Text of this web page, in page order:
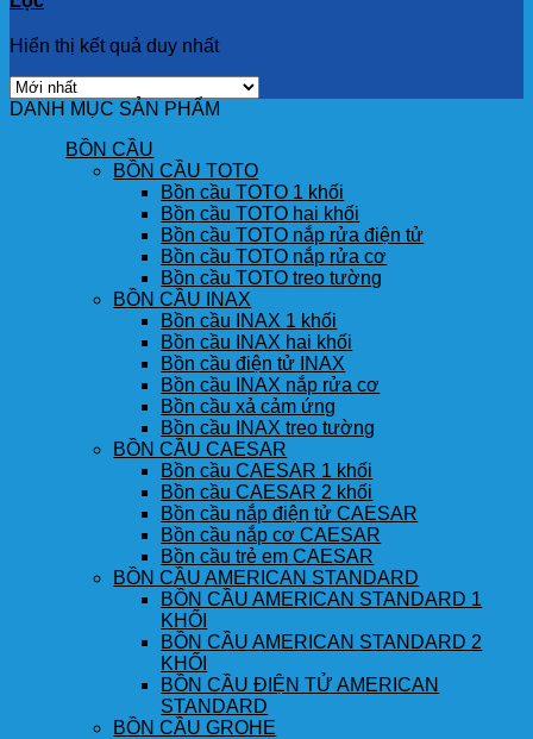
Hiển thị kết quả duy nhất
DANH MỤC SẢN PHẨM
BỒN CẦU
BỒN CẦU TOTO
Bồn cầu TOTO 1 khối
Bồn cầu TOTO hai khối
Bồn cầu TOTO nắp rửa điện tử
Bồn cầu TOTO nắp rửa cơ
Bồn cầu TOTO treo tường
BỒN CẦU INAX
Bồn cầu INAX 1 khối
Bồn cầu INAX hai khối
Bồn cầu điện tử INAX
Bồn cầu INAX nắp rửa cơ
Bồn cầu xả cảm ứng
Bồn cầu INAX treo tường
BỒN CẦU CAESAR
Bồn cầu CAESAR 1 khối
Bồn cầu CAESAR 2 khối
Bồn cầu nắp điện tử CAESAR
Bồn cầu nắp cơ CAESAR
Bồn cầu trẻ em CAESAR
BỒN CẦU AMERICAN STANDARD
BỒN CẦU AMERICAN STANDARD 1
KHỐI
BỒN CẦU AMERICAN STANDARD 2
KHỐI
BỒN CẦU ĐIỆN TỬ AMERICAN
STANDARD
BỒN CẦU GROHE